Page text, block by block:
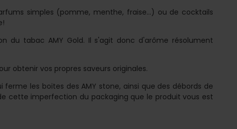
simples (pomme, menthe, fraise...) ou de cocktails
du tabac AMY Gold. Il s'agit donc d'arôme résolument
obtenir vos propres saveurs originales.
les boites des AMY stone, ainsi que des débords de
cette imperfection du packaging que le produit vous est